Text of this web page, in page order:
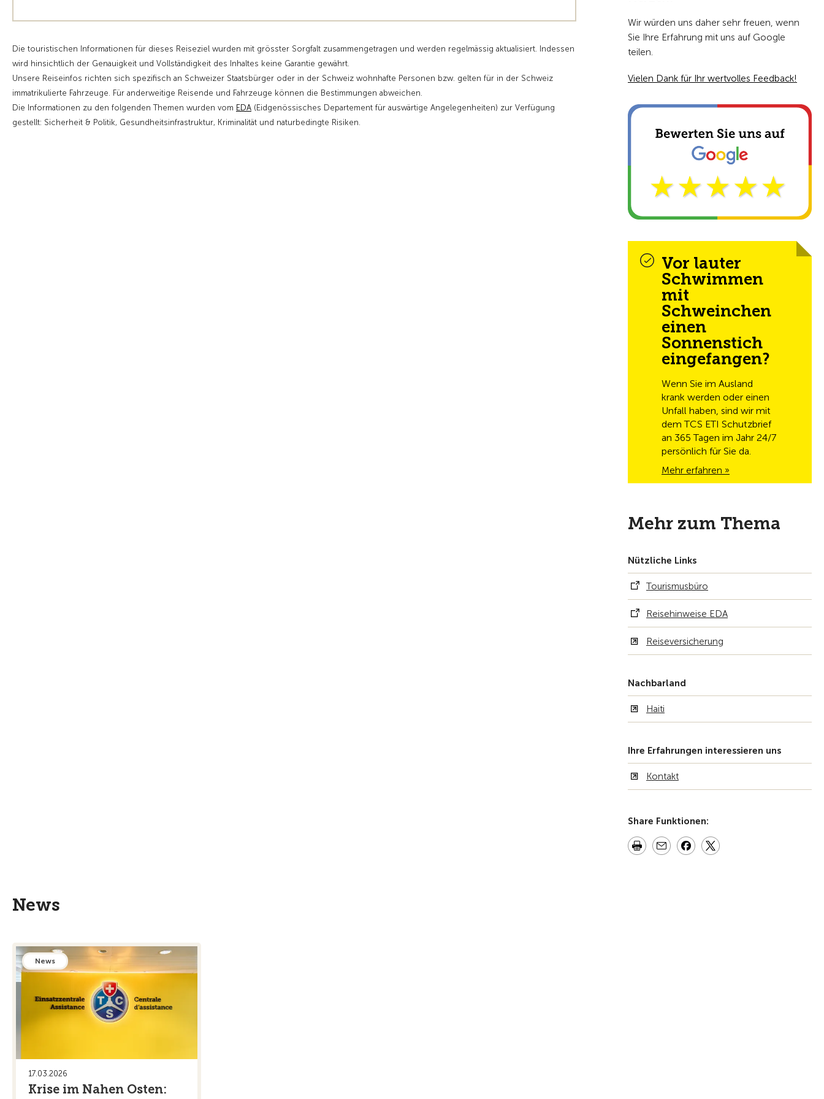
Die touristischen Informationen für dieses Reiseziel wurden mit grösster Sorgfalt zusammengetragen und werden regelmässig aktualisiert. Indessen
wird hinsichtlich der Genauigkeit und Vollständigkeit des Inhaltes keine Garantie gewährt.
Unsere Reiseinfos richten sich spezifisch an Schweizer Staatsbürger oder in der Schweiz wohnhafte Personen bzw. gelten für in der Schweiz
immatrikulierte Fahrzeuge. Für anderweitige Reisende und Fahrzeuge können die Bestimmungen abweichen.
Die Informationen zu den folgenden Themen wurden vom EDA (Eidgenössisches Departement für auswärtige Angelegenheiten) zur Verfügung
gestellt: Sicherheit & Politik, Gesundheitsinfrastruktur, Kriminalität und naturbedingte Risiken.
Wir würden uns daher sehr freuen, wenn
Sie Ihre Erfahrung mit uns auf Google
teilen.
Vielen Dank für Ihr wertvolles Feedback!
Vor lauter
Schwimmen
mit
Schweinchen
einen
Sonnenstich
eingefangen?
Wenn Sie im Ausland
krank werden oder einen
Unfall haben, sind wir mit
dem TCS ETI Schutzbrief
an 365 Tagen im Jahr 24/7
persönlich für Sie da.
Mehr erfahren »
Mehr zum Thema
Nützliche Links
Tourismusbüro
Reisehinweise EDA
Reiseversicherung
Nachbarland
Haiti
Ihre Erfahrungen interessieren uns
Kontakt
Share Funktionen:
News
News
17.03.2026
Krise im Nahen Osten: